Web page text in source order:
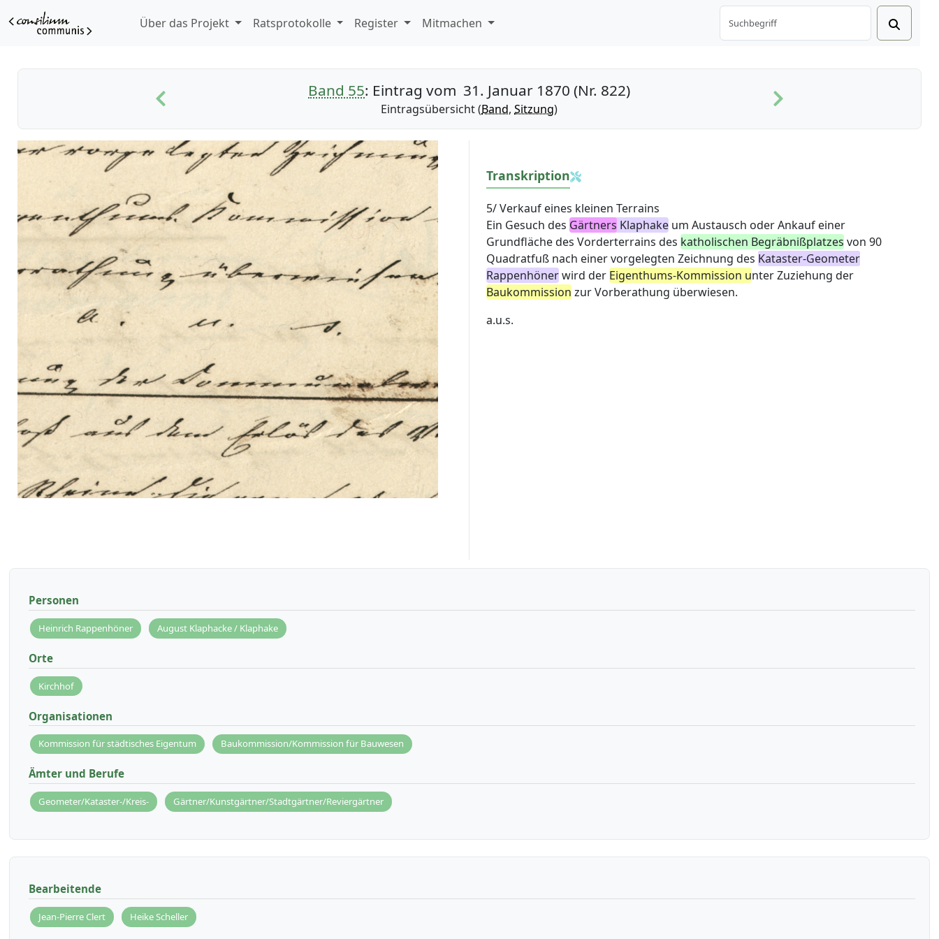
Über das Projekt Ratsprotokolle Register Mitmachen
Band 55: Eintrag vom 31. Januar 1870 (Nr. 822)
Eintragsübersicht (Band,Sitzung)
Transkription
5/ Verkauf eines kleinen Terrains
Ein Gesuch des Gärtners Klaphakeum Austausch oder Ankauf einer
Grundfläche des Vorderterrains des katholischen Begräbnißplatzes von 90
Quadratfuß nach einer vorgelegten Zeichnung des Kataster-Geometer
Rappenhönerwird der Eigenthums-Kommission unter Zuziehung der
Baukommission zur Vorberathung überwiesen.
a.u.s.
Personen
Heinrich Rappenhöner August Klaphacke / Klaphake
Orte
Kirchhof
Organisationen
Kommission für städtisches Eigentum Baukommission/Kommission für Bauwesen
Ämter und Berufe
Geometer/Kataster-/Kreis- Gärtner/Kunstgärtner/Stadtgärtner/Reviergärtner
Bearbeitende
Jean-Pierre Clert Heike Scheller